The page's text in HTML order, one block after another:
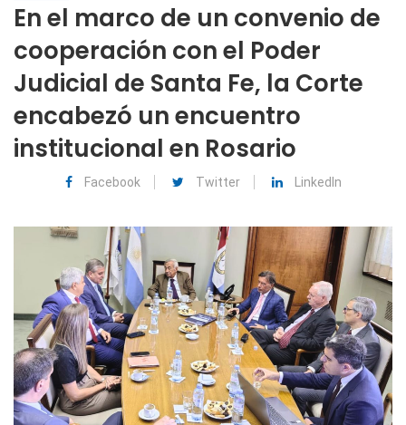
En el marco de un convenio de
cooperación con el Poder
Judicial de Santa Fe, la Corte
encabezó un encuentro
institucional en Rosario
Facebook Twitter LinkedIn